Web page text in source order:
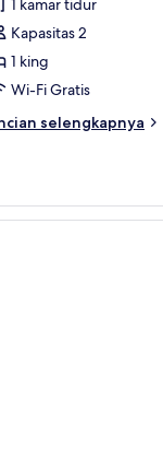
1 kamar tidur
Kapasitas 2
1 king
Wi-Fi Gratis
selengkapnya